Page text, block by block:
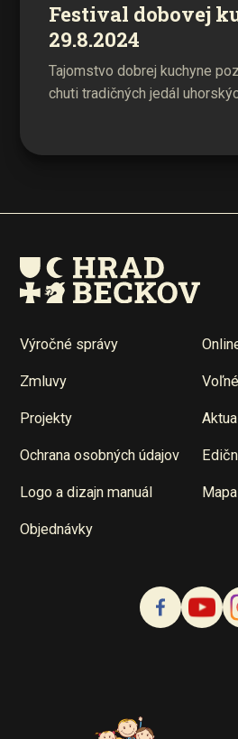
Festival dobovej
29.8.2024
Tajomstvo dobrej kuchyne
chuti tradičných jedál
Výročné správy
Zmluvy
Projekty
Ochrana osobných údajov
Logo a dizajn manuál
Objednávky